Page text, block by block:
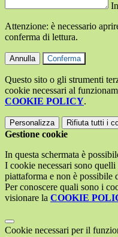
Attenzione: è necessario
conferma di lettura.
Annulla Conferma
Questo sito o gli strumenti
cookie necessari al
COOKIE POLICY.
Personalizza Rifiuta tutti i
Gestione cookie
In questa schermata è
I cookie necessari sono
piattaforma e non è possibile
Per conoscere quali sono i
visionare la COOKIE
Cookie necessari per il